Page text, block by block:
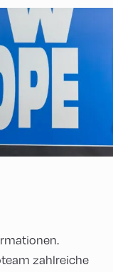
zahlreiche